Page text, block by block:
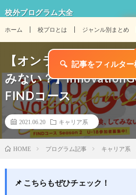
校外プログラム大全
ホーム 校プロとは ジャンル別まとめ
【オンラインで日本一
みない？】
FINDコース
2021.06.20 キャリア系
HOME プログラム記事 キャリア系
📌 こちらもぜひチェック！
🔍 記事をフィルター